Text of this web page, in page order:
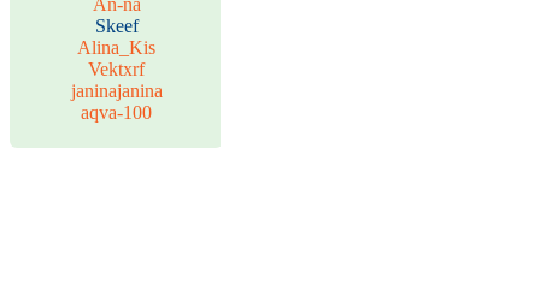
An-na
Skeef
Alina_Kis
Vektxrf
janinajanina
aqva-100